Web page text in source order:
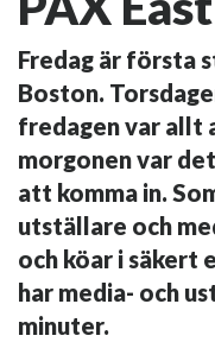
Fredag är första
Boston.
fredagen var allt
morgonen var
att komma in.
utställare och
och köar i säkert
har media- och
minuter.